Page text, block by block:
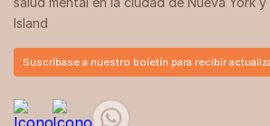
Island
Suscríbase a nuestro boletín para recibir